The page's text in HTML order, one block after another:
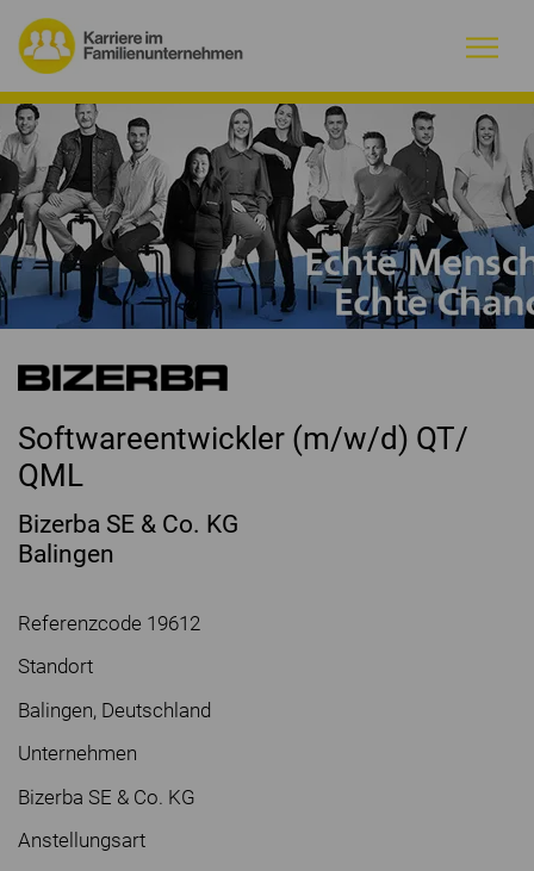
Warum Familienunternehmen?
Firmenprofile
Jobs
Magazin
Initiative
Kontakt
Softwareentwickler (m/w/d) QT/
QML
Bizerba SE & Co. KG
Balingen
Referenzcode 19612
Standort
Balingen, Deutschland
Unternehmen
Bizerba SE & Co. KG
Anstellungsart